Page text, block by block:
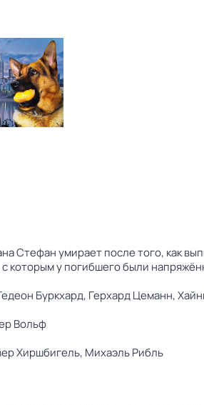
Стефан умирает после того, как
которым у погибшего были
Буркхард, Герхард Цеманн,
Вольф
Хиршбигель, Михаэль Рибль